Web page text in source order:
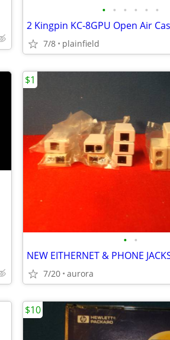
• • • • • •
2 Kingpin KC‑8GPU Open Air
7/8 plainfield
• •
7/20 aurora
$1
$10